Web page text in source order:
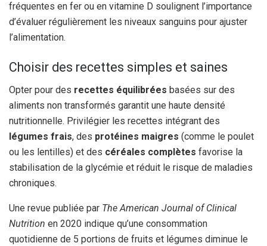
fréquentes en fer ou en vitamine D soulignent l’importance
d’évaluer régulièrement les niveaux sanguins pour ajuster
l’alimentation.
Choisir des recettes simples et saines
Opter pour des recettes équilibrées basées sur des
aliments non transformés garantit une haute densité
nutritionnelle. Privilégier les recettes intégrant des
légumes frais, des protéines maigres (comme le poulet
ou les lentilles) et des céréales complètes favorise la
stabilisation de la glycémie et réduit le risque de maladies
chroniques.
Une revue publiée par The American Journal of Clinical
Nutrition en 2020 indique qu’une consommation
quotidienne de 5 portions de fruits et légumes diminue le